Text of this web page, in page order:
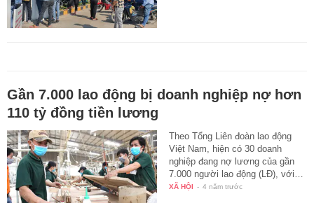
Gần 7.000 lao động bị doanh nghiệp nợ hơn
110 tỷ đồng tiền lương
Theo Tổng Liên đoàn lao động
Việt Nam, hiện có 30 doanh
nghiệp đang nợ lương của gần
7.000 người lao động (LĐ), với…
XÃ HỘI - 4 năm trước